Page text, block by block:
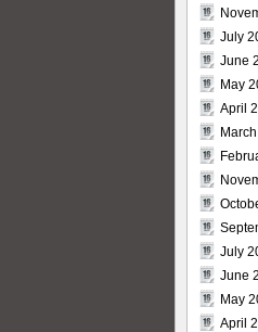
July
June
May
April
July
June
May
April